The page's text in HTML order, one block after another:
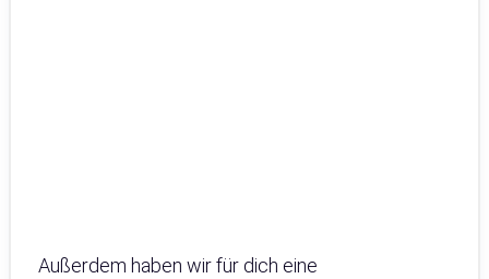
Außerdem haben wir für dich eine